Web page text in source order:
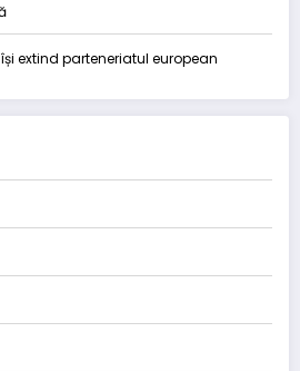
își extind parteneriatul european